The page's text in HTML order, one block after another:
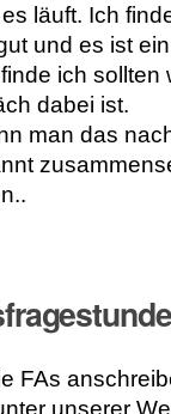
läuft. Ich
und es ist
ich sollten
dabei ist.
man das
FAs
unserer